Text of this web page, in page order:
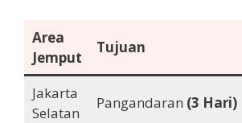
Area
Jemput
Tujuan
Jakarta
Selatan
Pangandaran (3 Hari)